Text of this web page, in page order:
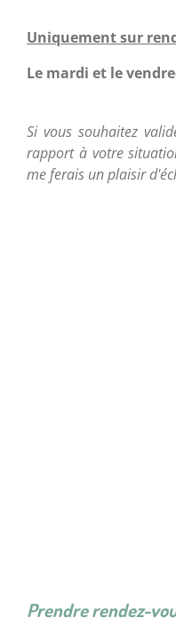
Uniquement sur
Le mardi et le
Si vous souhaitez
rapport à votre
me ferais un plaisir
Prendre rendez-